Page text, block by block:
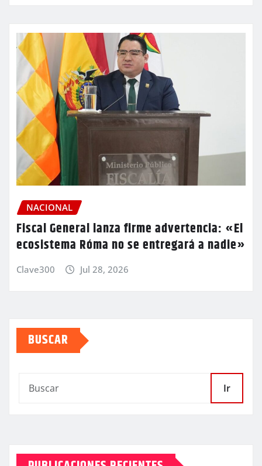
NACIONAL
Fiscal General lanza firme advertencia: «El
ecosistema Róma no se entregará a nadie»
Clave300 Jul 28, 2026
BUSCAR
Ir